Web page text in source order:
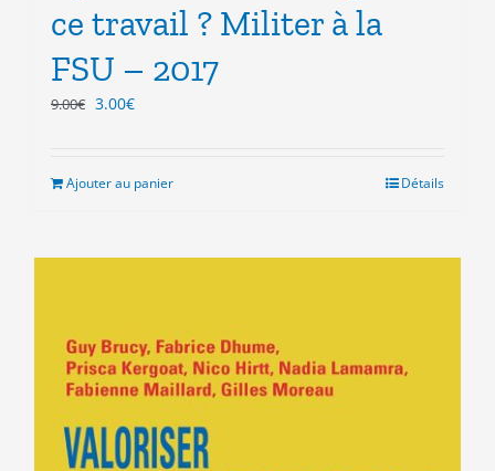
ce travail ? Militer à la
FSU – 2017
9.00€ Le
3.00€Le
est :
Ajouter au panier Détails